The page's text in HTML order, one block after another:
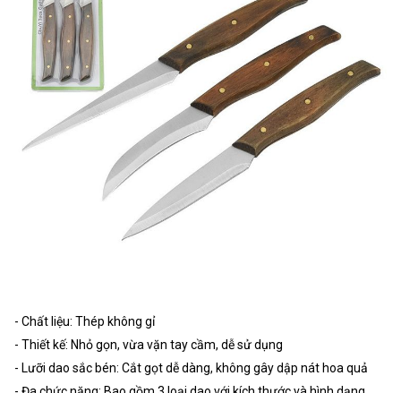
- Chất liệu: Thép không gỉ
- Thiết kế: Nhỏ gọn, vừa vặn tay cầm, dễ sử dụng
- Lưỡi dao sắc bén: Cắt gọt dễ dàng, không gây dập nát hoa quả